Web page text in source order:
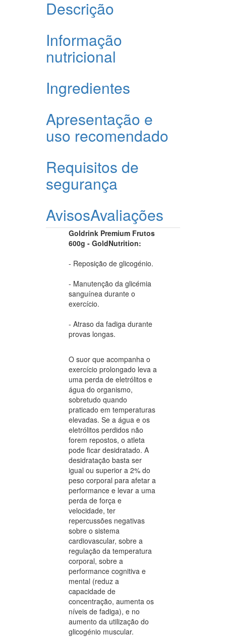
Descrição
Informação
nutricional
Ingredientes
Apresentação e
uso recomendado
Requisitos de
segurança
AvisosAvaliações
Goldrink Premium Frutos
600g - GoldNutrition:
- Reposição de glicogénio.
- Manutenção da glicémia
sanguínea durante o
exercício.
- Atraso da fadiga durante
provas longas.
O suor que acompanha o
exercício prolongado leva a
uma perda de eletrólitos e
água do organismo,
sobretudo quando
praticado em temperaturas
elevadas. Se a água e os
eletrólitos perdidos não
forem repostos, o atleta
pode ficar desidratado. A
desidratação basta ser
igual ou superior a 2% do
peso corporal para afetar a
performance e levar a uma
perda de força e
velocidade, ter
repercussões negativas
sobre o sistema
cardiovascular, sobre a
regulação da temperatura
corporal, sobre a
performance cognitiva e
mental (reduz a
capacidade de
concentração, aumenta os
níveis de fadiga), e no
aumento da utilização do
glicogénio muscular.